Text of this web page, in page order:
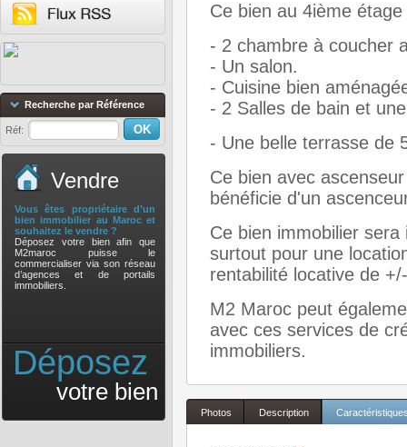
Recherche par Référence
Réf:
Vendre
Vous êtes propriétaire d’un
bien immobilier au Maroc et
souhaitez le vendre ?
Déposez votre bien afin que
M2maroc puisse le
commercialiser via son réseau
d’agences et de portails
immobiliers.
Déposez
votre bien
Ce bien au 4ième
- 2 chambre à coucher
- Un salon.
- Cuisine bien
- 2 Salles de bain et
- Une belle terrasse de
Ce bien avec
bénéficie d'un
Ce bien immobilier
surtout pour une
rentabilité locative de
M2 Maroc peut
avec ces services de
immobiliers.
Photos Description